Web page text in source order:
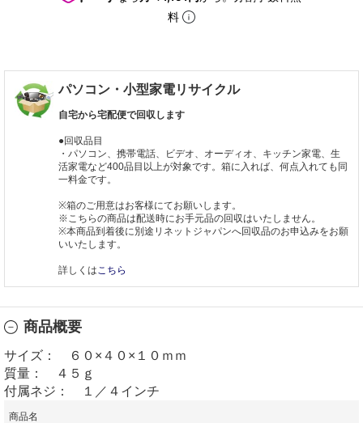
料
パソコン・小型家電リサイクル
自宅から宅配便で回収します
●回収品目
・パソコン、携帯電話、ビデオ、オーディオ、キッチン家電、生
活家電など400品目以上が対象です。箱に入れば、何点入れても同
一料金です。
※箱のご用意はお客様にてお願いします。
※こちらの商品は配送時にお手元品の回収はいたしません。
※本商品到着後に別途リネットジャパンへ回収品のお申込みをお願
いいたします。
詳しくはこちら
商品概要
サイズ： ６０×４０×１０ｍｍ
質量： ４５ｇ
付属ネジ： １／４インチ
商品名